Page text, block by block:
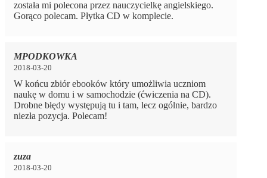
została mi polecona przez nauczycielkę angielskiego.
Gorąco polecam. Płytka CD w komplecie.
MPODKOWKA
2018-03-20
W końcu zbiór ebooków który umożliwia uczniom
naukę w domu i w samochodzie (ćwiczenia na CD).
Drobne błędy występują tu i tam, lecz ogólnie, bardzo
niezła pozycja. Polecam!
zuza
2018-03-20